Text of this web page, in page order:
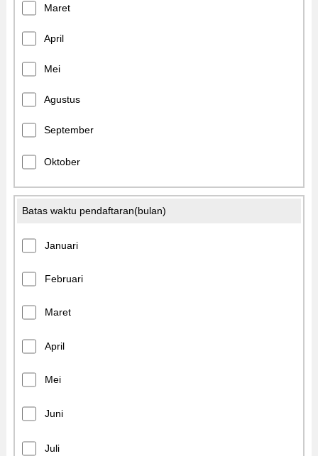
Maret
April
Mei
Agustus
September
Oktober
Batas waktu pendaftaran(bulan)
Januari
Februari
Maret
April
Mei
Juni
Juli